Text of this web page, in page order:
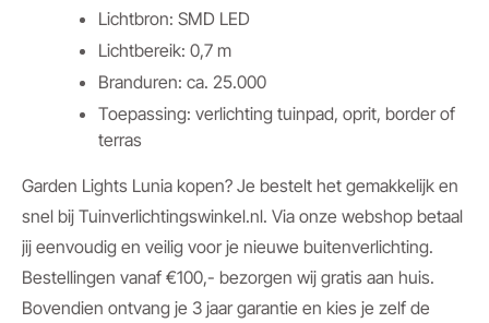
Lichtbron: SMD LED
Lichtbereik: 0,7 m
Branduren: ca. 25.000
Toepassing: verlichting tuinpad, oprit, border of
terras
Garden Lights Lunia kopen? Je bestelt het gemakkelijk en
snel bij Tuinverlichtingswinkel.nl. Via onze webshop betaal
jij eenvoudig en veilig voor je nieuwe buitenverlichting.
Bestellingen vanaf €100,- bezorgen wij gratis aan huis.
Bovendien ontvang je 3 jaar garantie en kies je zelf de